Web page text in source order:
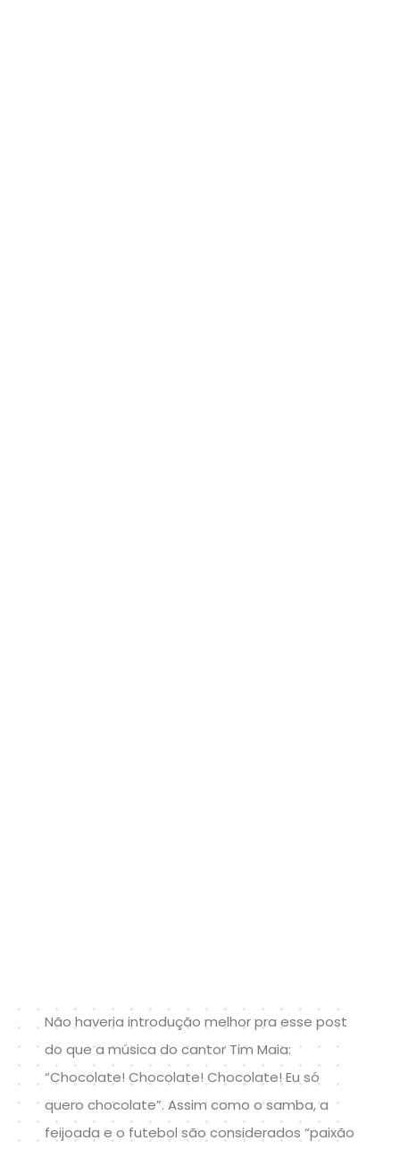
Não haveria introdução melhor pra esse post
do que a música do cantor Tim Maia:
“Chocolate! Chocolate! Chocolate! Eu só
quero chocolate”. Assim como o samba, a
feijoada e o futebol são considerados “paixão